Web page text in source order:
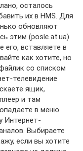
осталось
их в HMS. Для
обновляют
этим (posle.at.ua).
его, вставляете в
как хотите, но
со списком
телевидение
ящик,
и там
в меню.
Интернет-
Выбираете
если вы хотите